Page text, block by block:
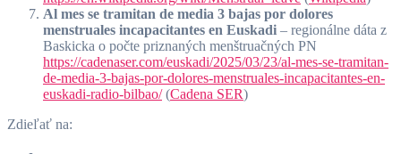
Al mes se tramitan de media 3 bajas por dolores
menstruales incapacitantes en Euskadi – regionálne dáta z
Baskicka o počte priznaných menštruačných PN
https://cadenaser.com/euskadi/2025/03/23/al-mes-se-tramitan-
de-media-3-bajas-por-dolores-menstruales-incapacitantes-en-
euskadi-radio-bilbao/(Cadena SER)
Zdieľať na: